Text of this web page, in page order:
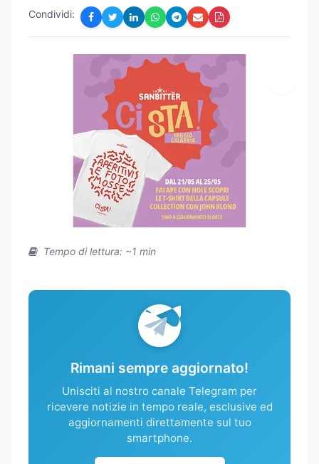
Condividi:
Tempo di lettura: ~1 min
Rimani sempre aggiornato!
Unisciti al nostro canale Telegram per
ricevere notizie in tempo reale, esclusive ed
aggiornamenti direttamente sul tuo
smartphone.